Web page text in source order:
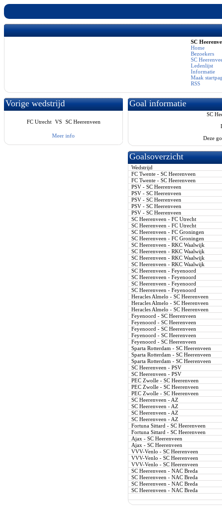
SC
Home
Bezoekers
SC
Ledenlijst
Informatie
Maak
RSS
Vorige wedstrijd
FC Utrecht VS SC Heerenveen
Meer info
Goal informatie
SC
Deze
Goalsoverzicht
Wedstrijd
FC Twente - SC Heerenveen
FC Twente - SC Heerenveen
PSV - SC Heerenveen
PSV - SC Heerenveen
PSV - SC Heerenveen
PSV - SC Heerenveen
PSV - SC Heerenveen
SC Heerenveen - FC Utrecht
SC Heerenveen - FC Utrecht
SC Heerenveen - FC Groningen
SC Heerenveen - FC Groningen
SC Heerenveen - RKC Waalwijk
SC Heerenveen - RKC Waalwijk
SC Heerenveen - RKC Waalwijk
SC Heerenveen - RKC Waalwijk
SC Heerenveen - Feyenoord
SC Heerenveen - Feyenoord
SC Heerenveen - Feyenoord
SC Heerenveen - Feyenoord
Heracles Almelo - SC Heerenveen
Heracles Almelo - SC Heerenveen
Heracles Almelo - SC Heerenveen
Feyenoord - SC Heerenveen
Feyenoord - SC Heerenveen
Feyenoord - SC Heerenveen
Feyenoord - SC Heerenveen
Feyenoord - SC Heerenveen
Sparta Rotterdam - SC Heerenveen
Sparta Rotterdam - SC Heerenveen
Sparta Rotterdam - SC Heerenveen
SC Heerenveen - PSV
SC Heerenveen - PSV
PEC Zwolle - SC Heerenveen
PEC Zwolle - SC Heerenveen
PEC Zwolle - SC Heerenveen
SC Heerenveen - AZ
SC Heerenveen - AZ
SC Heerenveen - AZ
SC Heerenveen - AZ
Fortuna Sittard - SC Heerenveen
Fortuna Sittard - SC Heerenveen
Ajax - SC Heerenveen
Ajax - SC Heerenveen
VVV-Venlo - SC Heerenveen
VVV-Venlo - SC Heerenveen
VVV-Venlo - SC Heerenveen
SC Heerenveen - NAC Breda
SC Heerenveen - NAC Breda
SC Heerenveen - NAC Breda
SC Heerenveen - NAC Breda